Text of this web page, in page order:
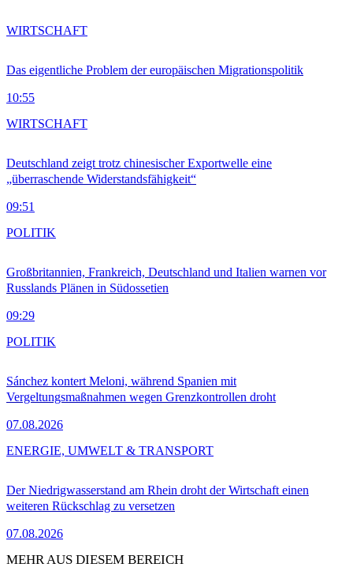
Das eigentliche Problem der europäischen Migrationspolitik
10:55
WIRTSCHAFT
Deutschland zeigt trotz chinesischer Exportwelle eine
„überraschende Widerstandsfähigkeit“
09:51
WIRTSCHAFT
Großbritannien, Frankreich, Deutschland und Italien warnen vor
Russlands Plänen in Südossetien
09:29
POLITIK
Sánchez kontert Meloni, während Spanien mit
Vergeltungsmaßnahmen wegen Grenzkontrollen droht
07.08.2026
POLITIK
Der Niedrigwasserstand am Rhein droht der Wirtschaft einen
weiteren Rückschlag zu versetzen
07.08.2026
ENERGIE, UMWELT & TRANSPORT
MEHR AUS DIESEM BEREICH